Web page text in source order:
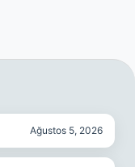
Ağustos 5, 2026